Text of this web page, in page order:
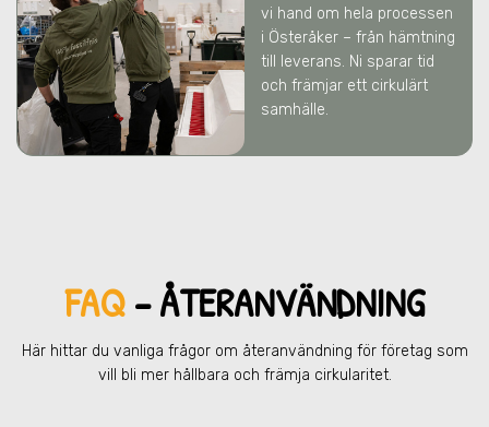
vi hand om hela processen
i Österåker – från hämtning
till leverans. Ni sparar tid
och främjar ett cirkulärt
samhälle.
FAQ– ÅTERANVÄNDNING
Här hittar du vanliga frågor om återanvändning för företag som
vill bli mer hållbara och främja cirkularitet.